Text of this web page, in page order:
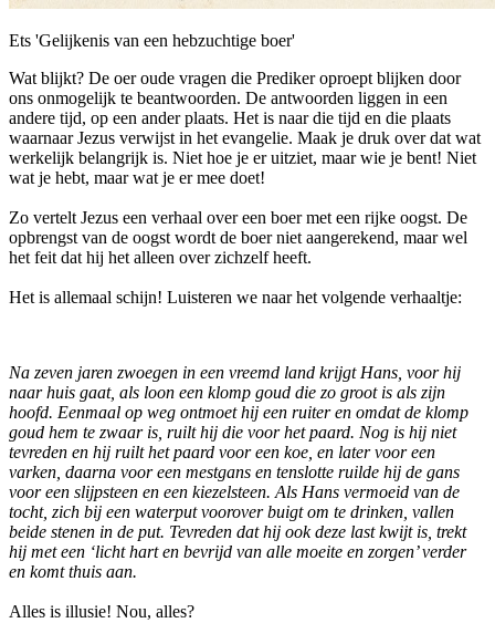
Ets 'Gelijkenis van een hebzuchtige boer'
Wat blijkt? De oer oude vragen die Prediker oproept blijken door
ons onmogelijk te beantwoorden. De antwoorden liggen in een
andere tijd, op een ander plaats. Het is naar die tijd en die plaats
waarnaar Jezus verwijst in het evangelie. Maak je druk over dat wat
werkelijk belangrijk is. Niet hoe je er uitziet, maar wie je bent! Niet
wat je hebt, maar wat je er mee doet!
Zo vertelt Jezus een verhaal over een boer met een rijke oogst. De
opbrengst van de oogst wordt de boer niet aangerekend, maar wel
het feit dat hij het alleen over zichzelf heeft.
Het is allemaal schijn! Luisteren we naar het volgende verhaaltje:
Na zeven jaren zwoegen in een vreemd land krijgt Hans, voor hij
naar huis gaat, als loon een klomp goud die zo groot is als zijn
hoofd. Eenmaal op weg ontmoet hij een ruiter en omdat de klomp
goud hem te zwaar is, ruilt hij die voor het paard. Nog is hij niet
tevreden en hij ruilt het paard voor een koe, en later voor een
varken, daarna voor een mestgans en tenslotte ruilde hij de gans
voor een slijpsteen en een kiezelsteen. Als Hans vermoeid van de
tocht, zich bij een waterput voorover buigt om te drinken, vallen
beide stenen in de put. Tevreden dat hij ook deze last kwijt is, trekt
hij met een ‘licht hart en bevrijd van alle moeite en zorgen’ verder
en komt thuis aan.
Alles is illusie! Nou, alles?